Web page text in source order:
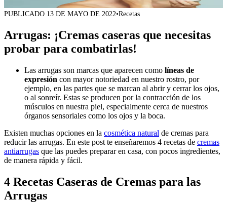
PUBLICADO 13 DE MAYO DE 2022•Recetas
Arrugas: ¡Cremas caseras que necesitas
probar para combatirlas!
Las arrugas son marcas que aparecen como líneas de
expresión con mayor notoriedad en nuestro rostro, por
ejemplo, en las partes que se marcan al abrir y cerrar los ojos,
o al sonreír. Estas se producen por la contracción de los
músculos en nuestra piel, especialmente cerca de nuestros
órganos sensoriales como los ojos y la boca.
Existen muchas opciones en la cosmética natural de cremas para
reducir las arrugas. En este post te enseñaremos 4 recetas de cremas
antiarrugas que las puedes preparar en casa, con pocos ingredientes,
de manera rápida y fácil.
4 Recetas Caseras de Cremas para las
Arrugas